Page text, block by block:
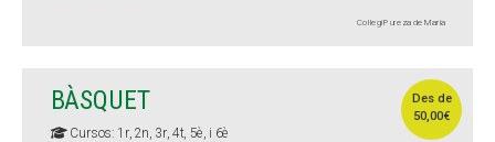
Col·legi Pureza de María
Des de
50,00€
BÀSQUET
Cursos: 1r, 2n, 3r, 4t, 5è, i 6è